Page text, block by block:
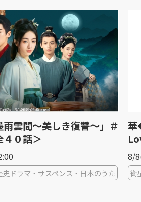
がしん）〜Promise of
]【日本初放送】
華
8/
衛